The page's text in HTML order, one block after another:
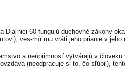
Diaľnici 60 fungujú duchovné zákony
ves-mír mu vráti jeho prianie v jeho
a neúprimnosť vytvárajú v človeku
(neodpracuje si to, čo sľúbil),